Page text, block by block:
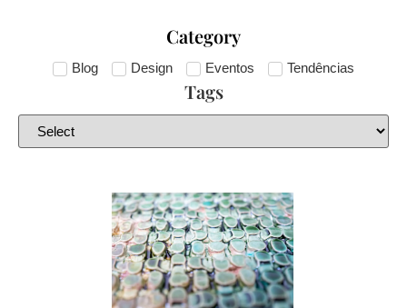
Category
Blog Design Eventos Tendências
Tags